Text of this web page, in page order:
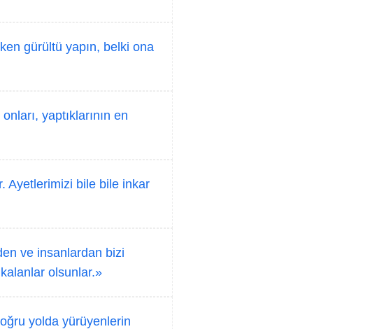
gürültü yapın, belki ona
yaptıklarının en
Ayetlerimizi bile bile inkar
ve insanlardan bizi
kalanlar olsunlar.»
yolda yürüyenlerin